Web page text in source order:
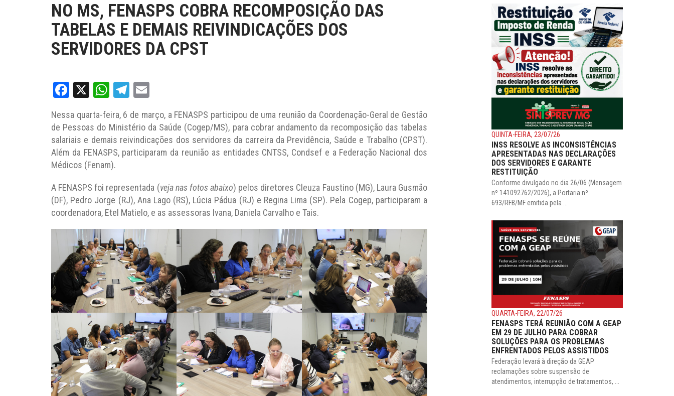
NO MS, FENASPS COBRA RECOMPOSIÇÃO DAS
TABELAS E DEMAIS REIVINDICAÇÕES DOS
SERVIDORES DA CPST
Facebook
X WhatsApp
Telegram
Nessa quarta-feira, 6 de março, a FENASPS participou de uma reunião da Coordenação-Geral de Gestão
de Pessoas do Ministério da Saúde (Cogep/MS), para cobrar andamento da recomposição das tabelas
salariais e demais reivindicações dos servidores da carreira da Previdência, Saúde e Trabalho (CPST).
Além da FENASPS, participaram da reunião as entidades CNTSS, Condsef e a Federação Nacional dos
Médicos (Fenam).
A FENASPS foi representada (veja nas fotos abaixo) pelos diretores Cleuza Faustino (MG), Laura Gusmão
(DF), Pedro Jorge (RJ), Ana Lago (RS), Lúcia Pádua (RJ) e Regina Lima (SP). Pela Cogep, participaram a
coordenadora, Etel Matielo, e as assessoras Ivana, Daniela Carvalho e Tais.
QUINTA-FEIRA, 23/07/26
INSS RESOLVE AS INCONSISTÊNCIAS
APRESENTADAS NAS DECLARAÇÕES
DOS SERVIDORES E GARANTE
RESTITUIÇÃO
Conforme divulgado no dia 26/06 (Mensagem
nº 141092762/2026), a Portaria nº
693/RFB/MF emitida pela ...
QUARTA-FEIRA, 22/07/26
FENASPS TERÁ REUNIÃO COM A GEAP
EM 29 DE JULHO PARA COBRAR
SOLUÇÕES PARA OS PROBLEMAS
ENFRENTADOS PELOS ASSISTIDOS
Federação levará à direção da GEAP
reclamações sobre suspensão de
atendimentos, interrupção de tratamentos, ...